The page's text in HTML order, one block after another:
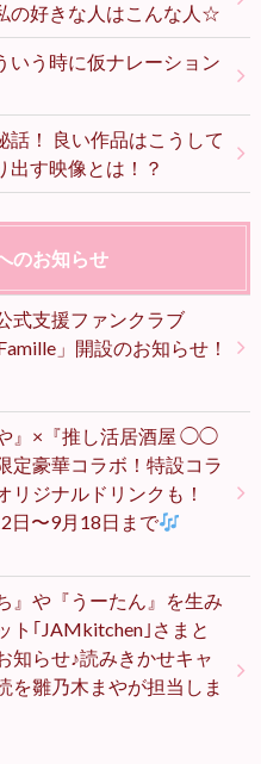
の好きな人はこんな人☆
いう時に仮ナレーション
！ 良い作品はこうして
す映像とは！？
のお知らせ
式支援ファンクラブ
」開設のお知らせ！
や』×『推し活居酒屋 ◯◯
定豪華コラボ！特設コラ
リジナルドリンクも！
日〜9月18日まで
』や『うーたん』を生み
ト｢JAMkitchen｣さまと
知らせ♪読みきかせキャ
を雛乃木まやが担当しま